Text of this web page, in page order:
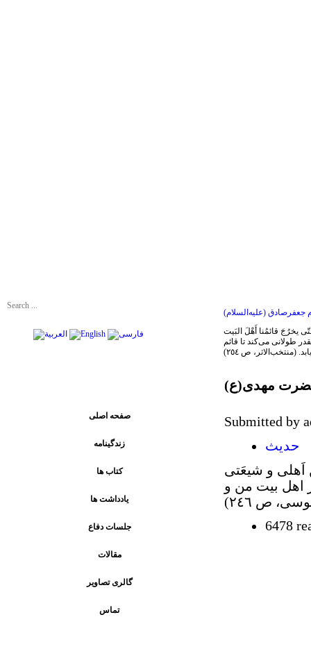
جعفرصادق (علیه‌السلام)
طولانی می‌کند تا قائم
(منتخب‌الاثر، ص ٢٥٤)
صفحه اصلی
زندگینامه
کتاب ها
يادداشت ها
جلسات دفاع
مقالات
گالری تصاویر
تماس
مهدی(ع)
Submitted by
حدیث
اهل بیت من و
ص ٢٤٦)
6478